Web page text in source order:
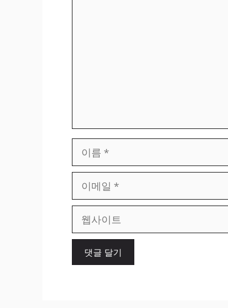
일
이